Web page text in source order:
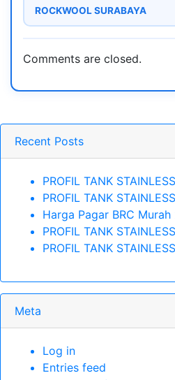
ROCKWOOL SURABAYA
Comments are closed.
Recent Posts
PROFIL TANK
PROFIL TANK
Harga Pagar BRC
PROFIL TANK
PROFIL TANK
Meta
Log in
Entries feed